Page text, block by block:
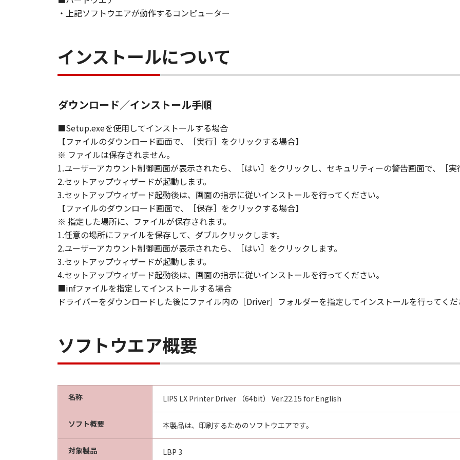
[NO LIABILITY FOR DAMAGES] IN NO EVENT SHALL EITHER CANON, CANON'S SUBSIDIARIES OR
COMPENSATORY, INCIDENTAL OR CONSEQUENTIAL DAMAGES) ARISING OUT OF THE
USE THE SOFTWARE EVEN IF EITHER CANON, CANON'S SUBSIDIARIES OR AFFILIATES, THEIR
CANON'S LICENSORS HAVE BEEN ADVISED OF THE POSSIBILITY OF SUCH DAMAGES. SOME
INJURY OR DEATH RESULTING FROM NEGLIGENCE ON THE PART OF THE SELLER, SO THE
NOT APPLY TO YOU.
[RELEASE OF LIABILITY] TO THE FULL EXTENT PERMITTED BY APPLICABLE LAW, YOU HEREBY
SUBSIDIARIES AND AFFILIATES, THEIR DISTRIBUTORS, DEALERS AND CANON'S LICENSORS
ARISING FROM OR RELATED TO ALL CLAIMS CONCERNING THE SOFTWARE OR ITS USE.
8. TERM
This Agreement is effective upon your acceptance hereof by clicking the button indicating your
installing the SOFTWARE and remains in effect until terminated. You may terminate this
including any and all copies thereof.
This Agreement shall also terminate if you fail to comply with any terms hereof. Upon
to Canon enforcing its respective legal rights, you must then promptly destroy the SOFTWARE
Notwithstanding the foregoing, Sections 4, and 7 through 11 shall survive any termination of
9. U.S. GOVERNMENT RESTRICTED RIGHTS NOTICE
A "US Government End User" shall mean any agency or entity of the government of the United
End User, the following shall apply: The SOFTWARE is a "commercial item," as that term is
1995), all U.S. Government End Users shall acquire the SOFTWARE with only those rights set
Canon Inc./30-2, Shimomaruko 3-chome, Ohta-ku, Tokyo 146-8501, Japan.
In the event that any section hereof is declared or found to be illegal by any court or tribunal
section shall be null and void with respect to the jurisdiction of that court or tribunal and all
remain in full force and effect.
11. ACKNOWLEDGEMENT
BY CLICKING THE BUTTON INDICATING YOUR ACCEPTANCE AS STATED BELOW OR INSTALLING
・上記ソフトウエアが動作するコンピューター
インストールについて
ダウンロード／インストール手順
■Setup.exeを使用してインストールする場合
【ファイルのダウンロード画面で、［実行］をクリックする場合】
※ ファイルは保存されません。
1.ユーザーアカウント制御画面が表示されたら、［はい］をクリックし、セキュリティーの警告画面で、［実
2.セットアップウィザードが起動します。
3.セットアップウィザード起動後は、画面の指示に従いインストールを行ってください。
【ファイルのダウンロード画面で、［保存］をクリックする場合】
※ 指定した場所に、ファイルが保存されます。
1.任意の場所にファイルを保存して、ダブルクリックします。
2.ユーザーアカウント制御画面が表示されたら、［はい］をクリックします。
3.セットアップウィザードが起動します。
4.セットアップウィザード起動後は、画面の指示に従いインストールを行ってください。
■infファイルを指定してインストールする場合
ドライバーをダウンロードした後にファイル内の［Driver］フォルダーを指定してインストールを行ってくだ
ソフトウエア概要
名称 LIPS LX Printer Driver （64bit） Ver.22.15 for English
ソフト概要 本製品は、印刷するためのソフトウエアです。
対象製品 LBP 3